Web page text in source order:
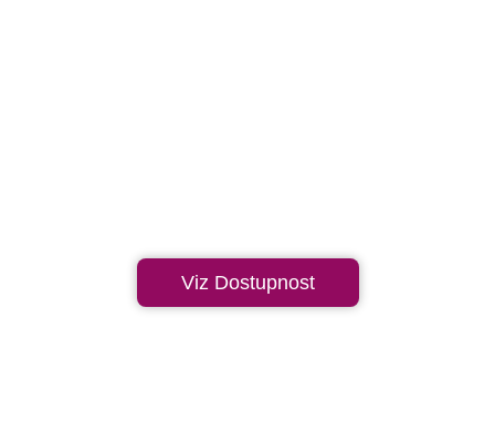
Viz Dostupnost